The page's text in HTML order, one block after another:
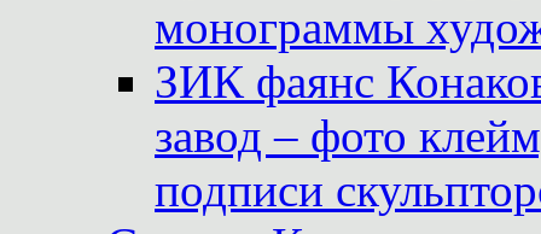
монограммы
ЗИК фаянс
завод – фото
подписи